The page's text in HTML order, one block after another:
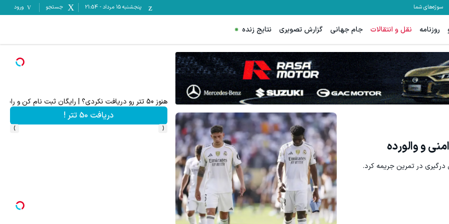
سوژه‌های شما پنجشنبه ۱۵ مرداد -
21:54 جستجو ورود
روزنامه نقل و انتقالات جام جهانی گزارش تصویری نتایج زنده
و والورده
درگیری در تمرین جریمه کرد.
سفید کن گردونه شانس ps5 جایزه میده 🔥
بچرخونش
به بزرگترین جشنواره ایمپلنت تهران خوش اومدید! | فقط ۲۵ میلیون !
رزرورایگان نوبت
‹
›